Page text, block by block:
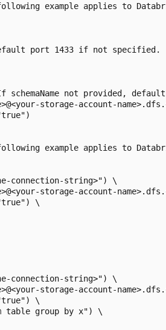
example applies to
port 1433 if not specified.
schemaName not provided, default
storage-account-
example applies to
connection-string>") \
storage-account-
\
connection-string>") \
storage-account-
\
table group by x") \